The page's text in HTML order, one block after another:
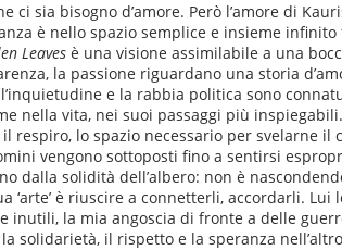
ci sia bisogno d’amore. Però l’amore di
è nello spazio semplice e insieme infinito
Leaves è una visione assimilabile a una
la passione riguardano una storia
e la rabbia politica sono
nella vita, nei suoi passaggi più
lo spazio necessario per svelarne
vengono sottoposti fino a sentirsi
dalla solidità dell’albero: non è
è riuscire a connetterli, accordarli. Lui
la mia angoscia di fronte a delle
solidarietà, il rispetto e la speranza